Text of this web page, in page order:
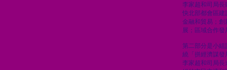
李家超和司局長
快北部都會區建
金融和貿易；創
展；區域合作
第二部分是小組
繞「拼經濟謀發
李家超和司局長